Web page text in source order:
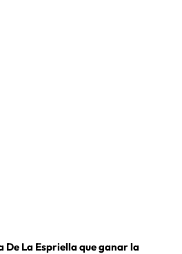
De La Espriella que ganar la